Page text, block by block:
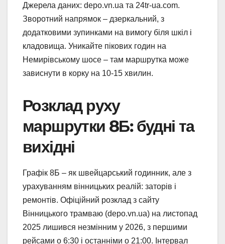
Джерела даних: depo.vn.ua та 24tr-ua.com.
Зворотний напрямок – дзеркальний, з
додатковими зупинками на вимогу біля шкіл і
кладовища. Уникайте пікових годин на
Немирівському шосе – там маршрутка може
зависнути в корку на 10-15 хвилин.
Розклад руху
маршрутки 8Б: будні та
вихідні
Графік 8Б – як швейцарський годинник, але з
урахуванням вінницьких реалій: заторів і
ремонтів. Офіційний розклад з сайту
Вінницького трамваю (depo.vn.ua) на листопад
2025 лишився незмінним у 2026, з першими
рейсами о 6:30 і останніми о 21:00. Інтервал